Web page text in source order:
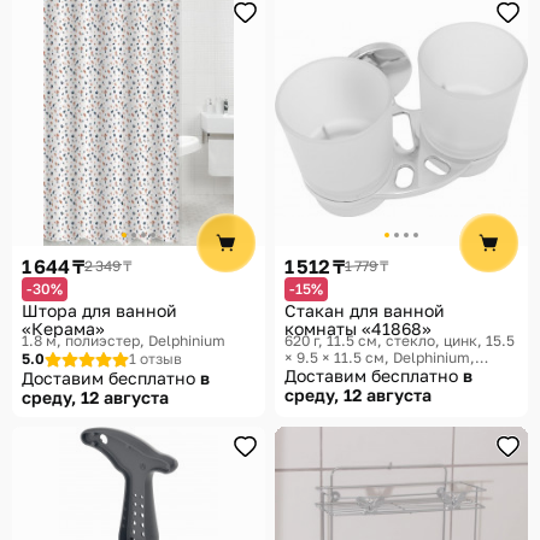
1 644 ₸2 349 ₸
-30%
Штора для ванной
«Керама»
1.8 м, полиэстер Delphinium
5.0
1 отзыв
Доставим бесплатно в
среду, 12 августа
1 512 ₸1 779 ₸
-15%
Стакан для ванной
комнаты «41868»
620 г, 11.5 см, стекло, цинк, 15.5
× 9.5 × 11.5 см Delphinium,
41800С
Доставим бесплатно в
среду, 12 августа